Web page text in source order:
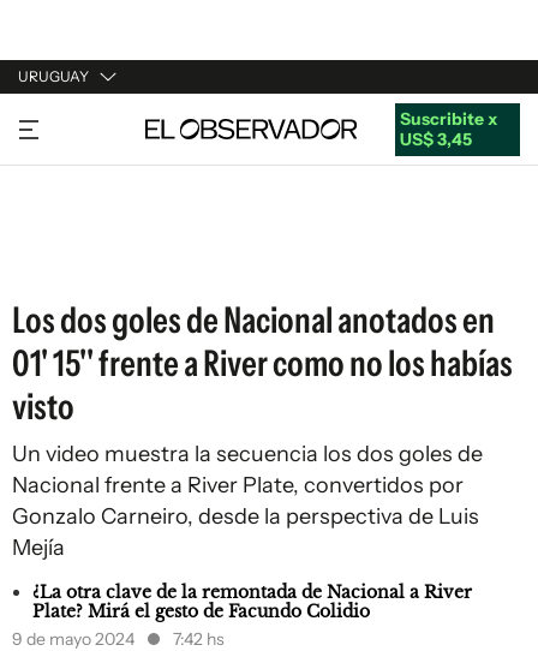
URUGUAY
URUGUAY
ARGENTINA
Suscribite x
US$ 3,45
Los dos goles de Nacional anotados en
01' 15'' frente a River como no los habías
visto
Un video muestra la secuencia los dos goles de
Nacional frente a River Plate, convertidos por
Gonzalo Carneiro, desde la perspectiva de Luis
Mejía
¿La otra clave de la remontada de Nacional a River
Plate? Mirá el gesto de Facundo Colidio
9 de mayo 2024
7:42 hs